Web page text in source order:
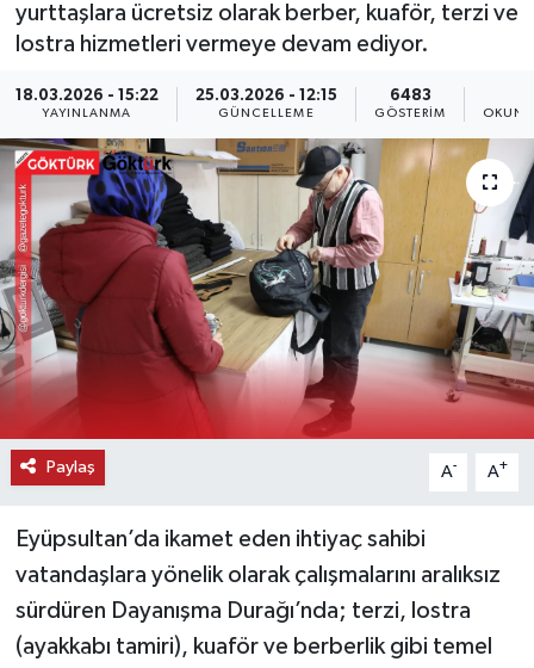
yurttaşlara ücretsiz olarak berber, kuaför, terzi ve
lostra hizmetleri vermeye devam ediyor.
18.03.2026 - 15:22
YAYINLANMA
25.03.2026 - 12:15
GÜNCELLEME
6483
GÖSTERIM
Paylaş A- A+
Eyüpsultan’da ikamet eden ihtiyaç sahibi
vatandaşlara yönelik olarak çalışmalarını aralıksız
sürdüren Dayanışma Durağı’nda; terzi, lostra
(ayakkabı tamiri), kuaför ve berberlik gibi temel
KEMERBURGAZ
KÜLTÜR - SANAT
MAGAZİN
ÖZEL HABER
SAĞLIK
SPOR
TEKNOLOJİ
TİCARET
YAŞAM